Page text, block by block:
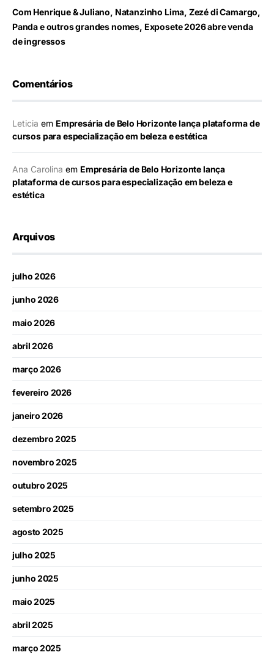
Com Henrique & Juliano, Natanzinho Lima, Zezé di Camargo,
Panda e outros grandes nomes, Exposete 2026 abre venda
de ingressos
Comentários
Leticia em Empresária de Belo Horizonte lança plataforma de
cursos para especialização em beleza e estética
Ana Carolina em Empresária de Belo Horizonte lança
plataforma de cursos para especialização em beleza e
estética
Arquivos
julho 2026
junho 2026
maio 2026
abril 2026
março 2026
fevereiro 2026
janeiro 2026
dezembro 2025
novembro 2025
outubro 2025
setembro 2025
agosto 2025
julho 2025
junho 2025
maio 2025
abril 2025
março 2025